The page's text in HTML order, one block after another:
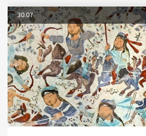
30.07